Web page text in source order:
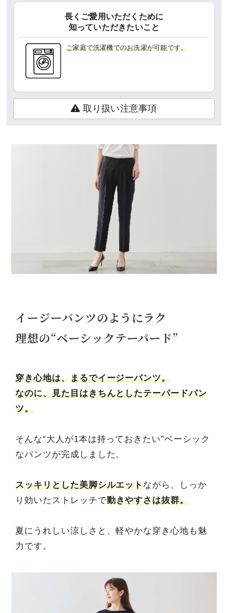
長くご愛用いただくために
知っていただきたいこと
ご家庭で洗濯機でのお洗濯が可能です。
取り扱い注意事項
イージーパンツのようにラク
理想の“ベーシックテーパード”
穿き心地は、まるでイージーパンツ。
なのに、見た目はきちんとしたテーパードパン
ツ。
そんな“大人が1本は持っておきたい”ベーシック
なパンツが完成しました。
スッキリとした美脚シルエットながら、しっか
り効いたストレッチで動きやすさは抜群。
夏にうれしい涼しさと、軽やかな穿き心地も魅
力です。